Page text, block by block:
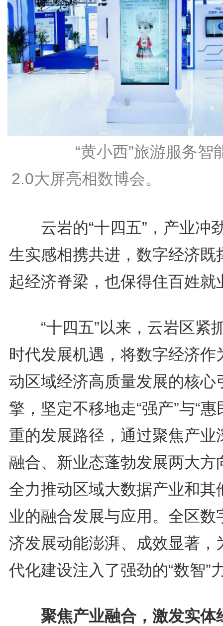
“黄小西”旅游服务智
2.0大屏亮相数博会。
云岩的“十四五”，产业冲
生实感相携共进，数字经济既
起经济脊梁，也保得住百姓就
“十四五”以来，云岩区紧
时代发展机遇，将数字经济作
动区域经济高质量发展的核心
擎，坚定不移地走“强产”与“惠
重的发展路径，通过聚焦产业
融合、新业态蓬勃发展两大方
全力推动区域大数据产业和其
业的融合发展与应用。全区数
济发展动能澎湃、成效显著，
代化建设注入了强劲的“数智”
聚焦产业融合，激发实体